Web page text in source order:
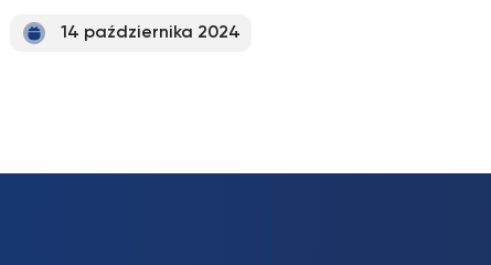
14 października 2024